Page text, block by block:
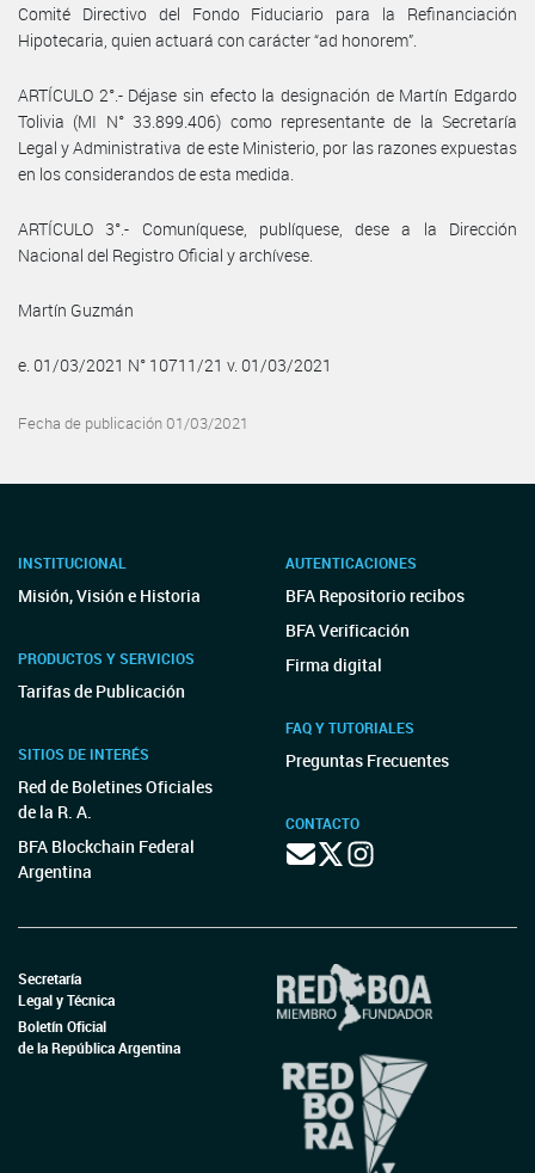
Comité Directivo del Fondo Fiduciario para la Refinanciación
Hipotecaria, quien actuará con carácter “ad honorem”.
ARTÍCULO 2°.- Déjase sin efecto la designación de Martín Edgardo
Tolivia (MI N° 33.899.406) como representante de la Secretaría
Legal y Administrativa de este Ministerio, por las razones expuestas
en los considerandos de esta medida.
ARTÍCULO 3°.- Comuníquese, publíquese, dese a la Dirección
Nacional del Registro Oficial y archívese.
Martín Guzmán
e. 01/03/2021 N° 10711/21 v. 01/03/2021
Fecha de publicación 01/03/2021
INSTITUCIONAL
Misión, Visión e Historia
PRODUCTOS Y SERVICIOS
Tarifas de Publicación
SITIOS DE INTERÉS
Red de Boletines Oficiales
de la R. A.
BFA Blockchain Federal
Argentina
AUTENTICACIONES
BFA Repositorio recibos
BFA Verificación
Firma digital
FAQ Y TUTORIALES
Preguntas Frecuentes
CONTACTO
Secretaría
Legal y Técnica
Boletín Oficial
de la República Argentina